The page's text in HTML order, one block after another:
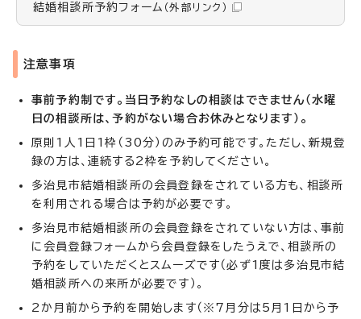
結婚相談所予約フォーム （外部リンク）
注意事項
事前予約制です。当日予約なしの相談はできません（水曜
日の相談所は、予約がない場合お休みとなります）。
原則1人1日1枠（30分）のみ予約可能です。ただし、新規登
録の方は、連続する2枠を予約してください。
多治見市結婚相談所の会員登録をされている方も、相談所
を利用される場合は予約が必要です。
多治見市結婚相談所の会員登録をされていない方は、事前
に会員登録フォームから会員登録をしたうえで、相談所の
予約をしていただくとスムーズです（必ず1度は多治見市結
婚相談所への来所が必要です）。
2か月前から予約を開始します（※7月分は5月1日から予